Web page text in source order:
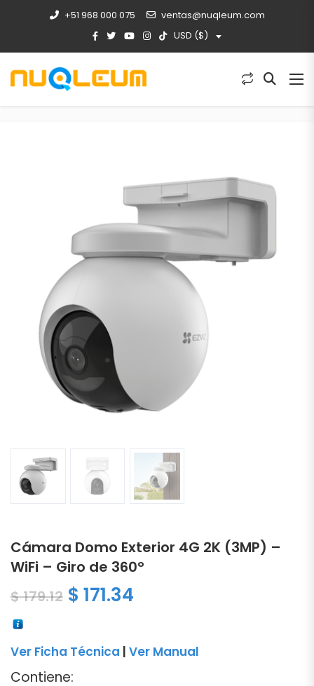
+51 968 000 075
ventas@nuqleum.com
USD ($)
Cámara Domo Exterior 4G 2K (3MP) –
WiFi – Giro de 360°
$179.12 El precio original era: $
$ 171.34
Ver Ficha Técnica | Ver Manual
Contiene: